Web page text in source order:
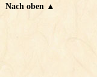
Nach oben ▲